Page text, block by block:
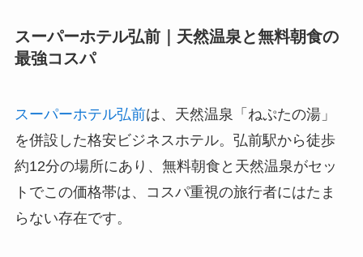
スーパーホテル弘前｜天然温泉と無料朝食の
最強コスパ
スーパーホテル弘前は、天然温泉「ねぷたの湯」
を併設した格安ビジネスホテル。弘前駅から徒歩
約12分の場所にあり、無料朝食と天然温泉がセッ
トでこの価格帯は、コスパ重視の旅行者にはたま
らない存在です。